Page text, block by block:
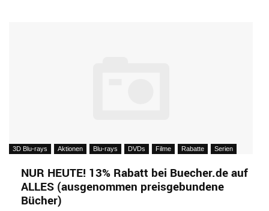
3D Blu-rays Aktionen Blu-rays DVDs Filme Rabatte Serien
NUR HEUTE! 13% Rabatt bei Buecher.de auf
ALLES (ausgenommen preisgebundene
Bücher)